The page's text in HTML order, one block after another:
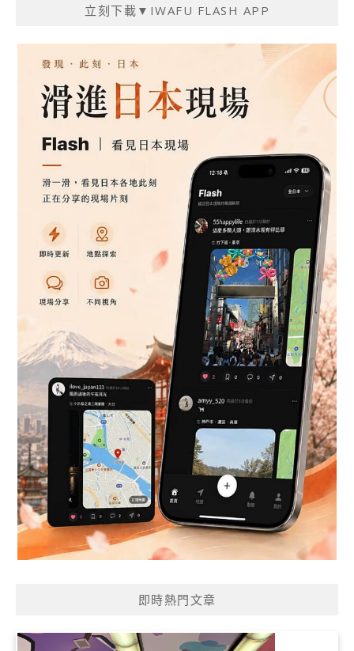
立刻下載▼IWAFU FLASH APP
即時熱門文章